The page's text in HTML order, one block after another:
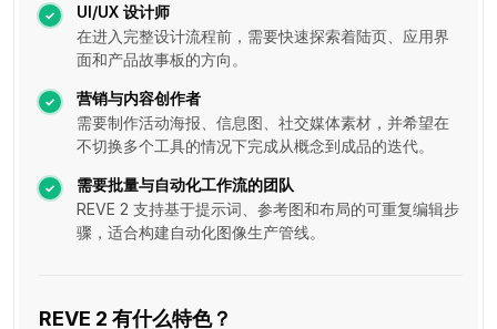
UI/UX 设计师
在进入完整设计流程前，需要快速探索着陆页、应用界
面和产品故事板的方向。
营销与内容创作者
需要制作活动海报、信息图、社交媒体素材，并希望在
不切换多个工具的情况下完成从概念到成品的迭代。
需要批量与自动化工作流的团队
REVE 2 支持基于提示词、参考图和布局的可重复编辑步
骤，适合构建自动化图像生产管线。
REVE 2 有什么特色？